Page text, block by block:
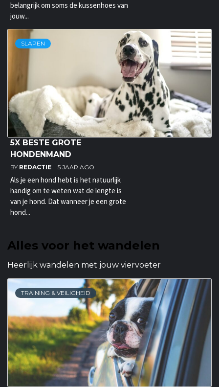
belangrijk om soms de kussenhoes van
jouw...
SLAPEN
5X BESTE GROTE
HONDENMAND
BY REDACTIE 5 JAAR AGO
Als je een hond hebt is het natuurlijk
handig om te weten wat de lengte is
van je hond. Dat wanneer je een grote
hond...
Alles voor het wandelen
Heerlijk wandelen met jouw viervoeter
TRAINING & VEILIGHEID